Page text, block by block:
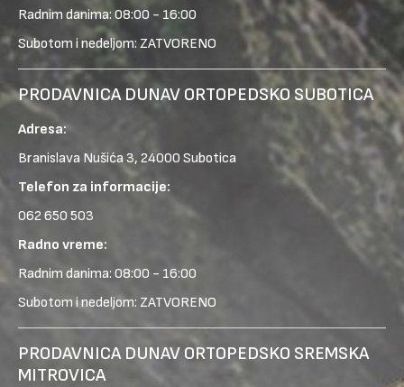
Radnim danima: 08:00 - 16:00
Subotom i nedeljom: ZATVORENO
PRODAVNICA DUNAV ORTOPEDSKO SUBOTICA
Adresa:
Branislava Nušića 3, 24000 Subotica
Telefon za informacije:
062 650 503
Radno vreme:
Radnim danima: 08:00 - 16:00
Subotom i nedeljom: ZATVORENO
PRODAVNICA DUNAV ORTOPEDSKO SREMSKA
MITROVICA